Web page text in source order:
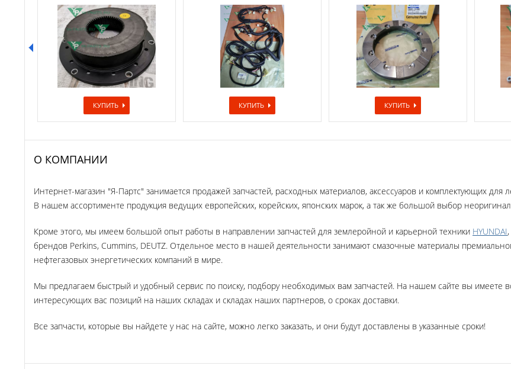
КУПИТЬ КУПИТЬ КУПИТЬ
О КОМПАНИИ
Интернет-магазин "Я-Партс" занимается продажей запчастей, расходных материалов, аксессуаров и комплектующих для
В нашем ассортименте продукция ведущих европейских, корейских, японских марок, а так же большой выбор
Кроме этого, мы имеем большой опыт работы в направлении запчастей для землеройной и карьерной техники HYUNDAI
брендов Perkins, Cummins, DEUTZ. Отдельное место в нашей деятельности занимают смазочные материалы
нефтегазовых энергетических компаний в мире.
Мы предлагаем быстрый и удобный сервис по поиску, подбору необходимых вам запчастей. На нашем сайте вы имеете
интересующих вас позиций на наших складах и складах наших партнеров, о сроках доставки.
Все запчасти, которые вы найдете у нас на сайте, можно легко заказать, и они будут доставлены в указанные сроки!